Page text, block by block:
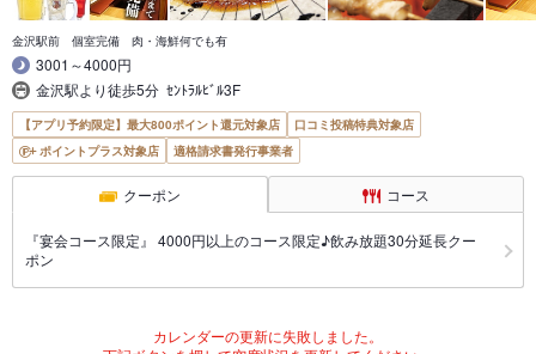
金沢駅前 個室完備 肉・海鮮何でも有
3001～4000円
金沢駅より徒歩5分 ｾﾝﾄﾗﾙﾋﾞﾙ3F
【アプリ予約限定】最大800ポイント還元対象店
口コミ投稿特典対象店
ポイントプラス対象店
適格請求書発行事業者
クーポン コース
『宴会コース限定』 4000円以上のコース限定♪飲み放題30分延長クー
ポン
カレンダーの更新に失敗しました。